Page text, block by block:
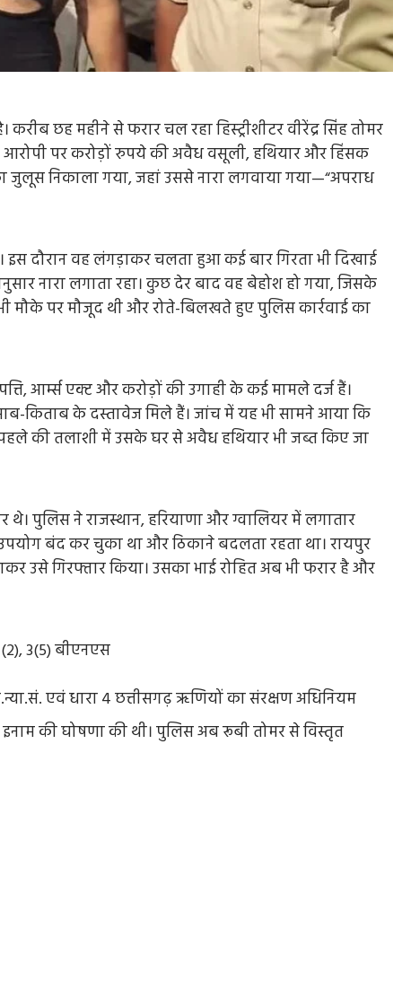
छह महीने से फरार चल रहा हिस्ट्रीशीटर वीरेंद्र सिंह तोमर
आरोपी पर करोड़ों रुपये की अवैध वसूली, हथियार और हिंसक
जुलूस निकाला गया, जहां उससे नारा लगवाया गया—“अपराध
इस दौरान वह लंगड़ाकर चलता हुआ कई बार गिरता भी दिखाई
नारा लगाता रहा। कुछ देर बाद वह बेहोश हो गया, जिसके
मौके पर मौजूद थी और रोते-बिलखते हुए पुलिस कार्रवाई का
आर्म्स एक्ट और करोड़ों की उगाही के कई मामले दर्ज हैं।
किताब के दस्तावेज मिले हैं। जांच में यह भी सामने आया कि
की तलाशी में उसके घर से अवैध हथियार भी जब्त किए जा
पुलिस ने राजस्थान, हरियाणा और ग्वालियर में लगातार
बंद कर चुका था और ठिकाने बदलता रहता था। रायपुर
उसे गिरफ्तार किया। उसका भाई रोहित अब भी फरार है और
3(5) बीएनएस
एवं धारा 4 छत्तीसगढ़ ऋणियों का संरक्षण अधिनियम
इनाम की घोषणा की थी। पुलिस अब रूबी तोमर से विस्तृत